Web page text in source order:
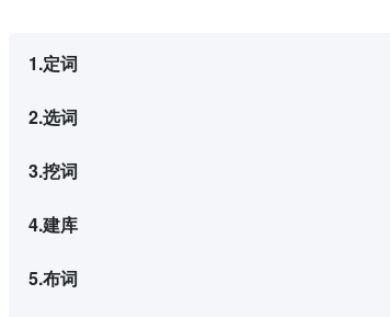
1.定词
2.选词
3.挖词
4.建库
5.布词